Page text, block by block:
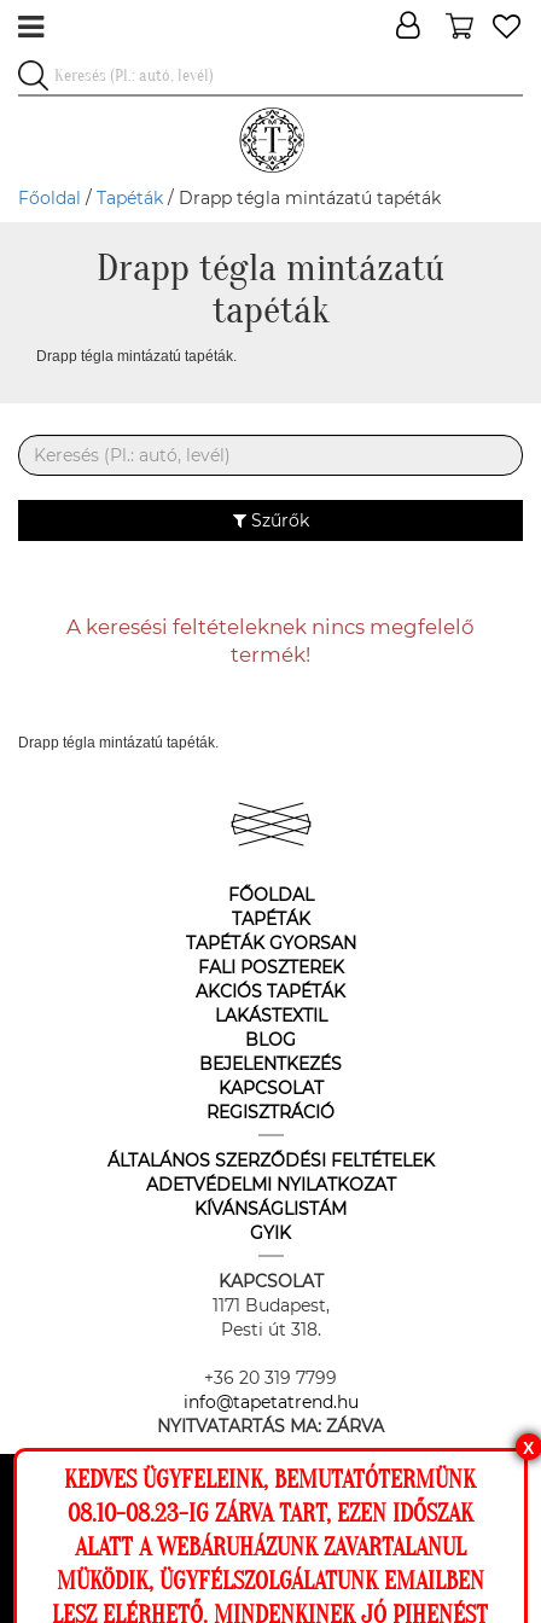
Ez a weboldal cookie-kat használ, hogy a
lehető legjobb élményt nyújtsa honlapunkon.
Beállítások
Főoldal / Tapéták / Drapp tégla mintázatú tapéták
Drapp tégla mintázatú
tapéták
Drapp tégla mintázatú tapéták.
Szűrők
A keresési feltételeknek nincs megfelelő
termék!
Drapp tégla mintázatú tapéták.
FŐOLDAL
TAPÉTÁK
TAPÉTÁK GYORSAN
FALI POSZTEREK
AKCIÓS TAPÉTÁK
LAKÁSTEXTIL
BLOG
BEJELENTKEZÉS
KAPCSOLAT
REGISZTRÁCIÓ
ÁLTALÁNOS SZERZŐDÉSI FELTÉTELEK
ADETVÉDELMI NYILATKOZAT
KÍVÁNSÁGLISTÁM
GYIK
KAPCSOLAT
1171 Budapest,
Pesti út 318.
+36 20 319 7799
info@tapetatrend.hu
NYITVATARTÁS MA: ZÁRVA
Az online fizetést a Barion Payment Zrt. biztosítja, MNB engedély
száma: H-EN-I-1064/2013
X
KEDVES ÜGYFELEINK, BEMUTATÓTERMÜNK
08.10-08.23-IG ZÁRVA TART, EZEN IDŐSZAK
ALATT A WEBÁRUHÁZUNK ZAVARTALANUL
MÜKÖDIK, ÜGYFÉLSZOLGÁLATUNK EMAILBEN
LESZ ELÉRHETŐ. MINDENKINEK JÓ PIHENÉST